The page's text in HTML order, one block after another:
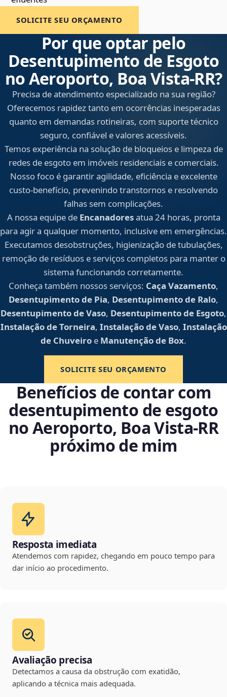
SOLICITE SEU ORÇAMENTO
Por que optar pelo
Desentupimento de Esgoto
no Aeroporto, Boa Vista‑RR?
Precisa de atendimento especializado na sua região?
Oferecemos rapidez tanto em ocorrências inesperadas
quanto em demandas rotineiras, com suporte técnico
seguro, confiável e valores acessíveis.
Temos experiência na solução de bloqueios e limpeza de
redes de esgoto em imóveis residenciais e comerciais.
Nosso foco é garantir agilidade, eficiência e excelente
custo-benefício, prevenindo transtornos e resolvendo
falhas sem complicações.
A nossa equipe de Encanadoresatua 24 horas, pronta
para agir a qualquer momento, inclusive em emergências.
Executamos desobstruções, higienização de tubulações,
remoção de resíduos e serviços completos para manter o
sistema funcionando corretamente.
Conheça também nossos serviços: Caça Vazamento,
Desentupimento de Pia, Desentupimento de Ralo,
Desentupimento de Vaso, Desentupimento de Esgoto,
Instalação de Torneira, Instalação de Vaso, Instalação
de Chuveiro e Manutenção de Box.
SOLICITE SEU ORÇAMENTO
Benefícios de contar com
desentupimento de esgoto
no Aeroporto, Boa Vista‑RR
próximo de mim
Resposta imediata
Atendemos com rapidez, chegando em pouco tempo para
dar início ao procedimento.
Avaliação precisa
Detectamos a causa da obstrução com exatidão,
aplicando a técnica mais adequada.